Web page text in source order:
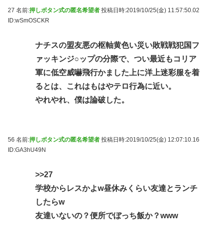
27 名前:押しボタン式の匿名希望者 投稿日時:2019/10/25(金) 11:57:50.02
ID:wSmOSCKR
ナチスの盟友悪の枢軸黄色い災い敗戦戦犯国フ
ァッキンジ○ップの分際で、つい最近もコリア
軍に低空威嚇飛行かました上に洋上迷彩服を着
るとは、これはもはやテロ行為に近い。
やれやれ、僕は論破した。
56 名前:押しボタン式の匿名希望者 投稿日時:2019/10/25(金) 12:07:10.16
ID:GA3hU49N
>>27
学校からレスかよw昼休みくらい友達とランチ
したらw
友達いないの？便所でぼっち飯か？www